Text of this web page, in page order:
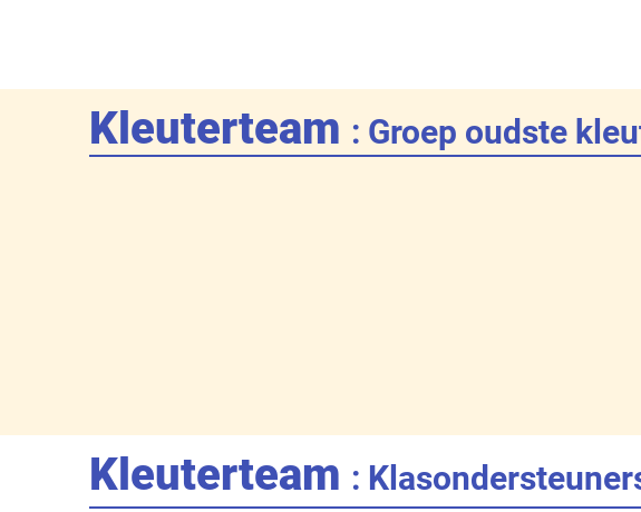
Kleuterteam : Groep oudste
Kleuterteam :